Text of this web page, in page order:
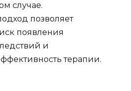
случае.
позволяет
появления
и
терапии.